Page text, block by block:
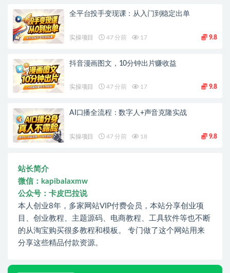
全平台投手变现课：从入门到稳定出单
实操项目 47 分前 17 9.8
抖音漫画图文，10分钟出片赚收益
实操项目 47 分前 17 9.8
AI口播全流程：数字人+声音克隆实战
实操项目 47 分前 18 9.8
站长简介
微信：kapibalaxmw
公众号：卡皮巴拉说
本人创业8年，多家网站VIP付费会员，本站分享创业项
目、创业教程、主题源码、电商教程、工具软件等也不断
的从淘宝购买很多教程和模板。 专门做了这个网站用来
分享这些精品付款资源。